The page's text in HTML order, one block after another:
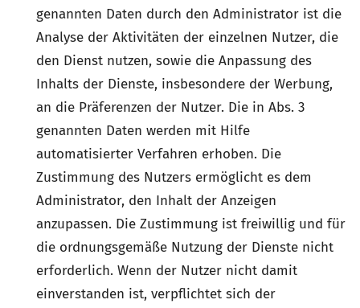
genannten Daten durch den Administrator ist die
Analyse der Aktivitäten der einzelnen Nutzer, die
den Dienst nutzen, sowie die Anpassung des
Inhalts der Dienste, insbesondere der Werbung,
an die Präferenzen der Nutzer. Die in Abs. 3
genannten Daten werden mit Hilfe
automatisierter Verfahren erhoben. Die
Zustimmung des Nutzers ermöglicht es dem
Administrator, den Inhalt der Anzeigen
anzupassen. Die Zustimmung ist freiwillig und für
die ordnungsgemäße Nutzung der Dienste nicht
erforderlich. Wenn der Nutzer nicht damit
einverstanden ist, verpflichtet sich der